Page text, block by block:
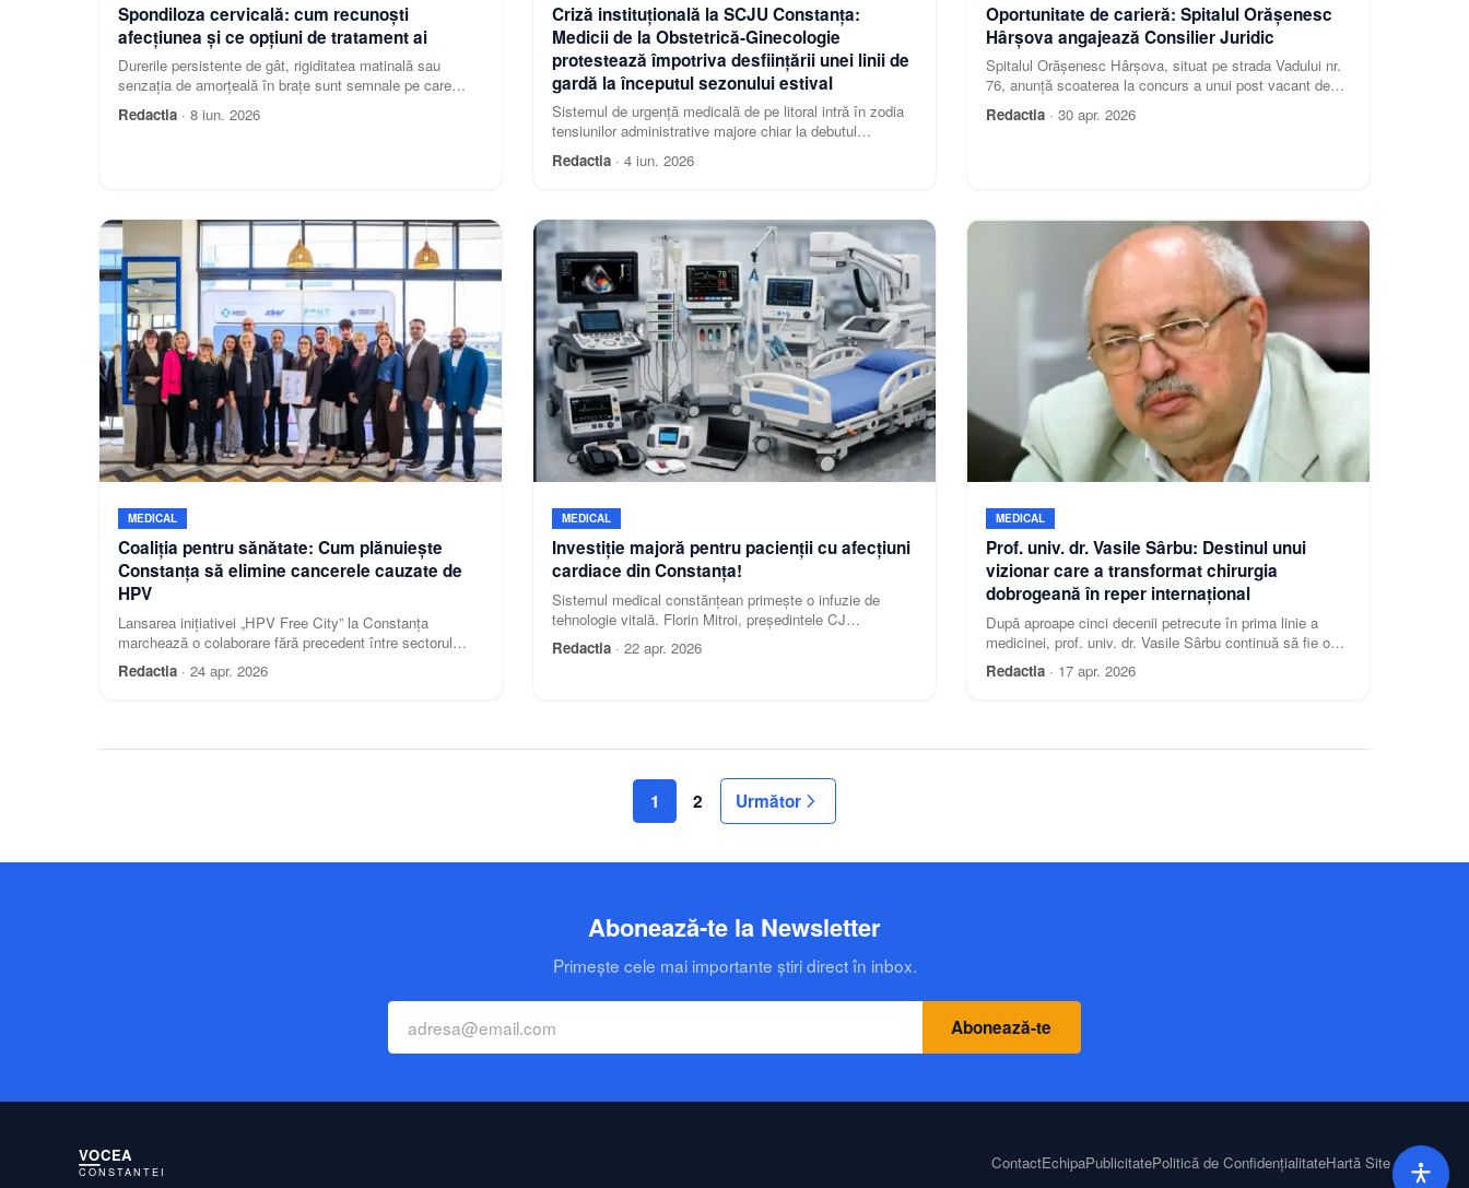
Spondiloza cervicală: cum recunoști
afecțiunea și ce opțiuni de tratament ai
Durerile persistente de gât, rigiditatea matinală sau
senzația de amorțeală în brațe sunt semnale pe care
mulți le pun pe seama oboselii sau a unei poziții inco
Redactia ·8 iun. 2026
Criză instituțională la SCJU Constanța:
Medicii de la Obstetrică-Ginecologie
protestează împotriva desființării unei linii de
gardă la începutul sezonului estival
Sistemul de urgență medicală de pe litoral intră în zodia
tensiunilor administrative majore chiar la debutul
sezonului turistic din iunie 2026
Redactia ·4 iun. 2026
Oportunitate de carieră: Spitalul Orășenesc
Hârșova angajează Consilier Juridic
Spitalul Orășenesc Hârșova, situat pe strada Vadului nr.
76, anunță scoaterea la concurs a unui post vacant de
execuție pentru funcția de Consilier Juridic (studii
superioare). Postul este cu normă întreagă și pe perioadă
Redactia ·30 apr. 2026
MEDICAL
Coaliția pentru sănătate: Cum plănuiește
Constanța să elimine cancerele cauzate de
HPV
Lansarea inițiativei „HPV Free City” la Constanța
marchează o colaborare fără precedent între sectorul
administrativ și cel medical
Redactia ·24 apr. 2026
MEDICAL
Investiție majoră pentru pacienții cu afecțiuni
cardiace din Constanța!
Sistemul medical constănțean primește o infuzie de
tehnologie vitală. Florin Mitroi, președintele CJ
Constanța, a semnat contractul de finanțare pentru
dotarea completă a Unității de Terapie pentru Pacienți
Redactia ·22 apr. 2026
MEDICAL
Prof. univ. dr. Vasile Sârbu: Destinul unui
vizionar care a transformat chirurgia
dobrogeană în reper internațional
După aproape cinci decenii petrecute în prima linie a
medicinei, prof. univ. dr. Vasile Sârbu continuă să fie o
prezență efervescentă în spațiul academic și științific.
Redactia · 17 apr. 2026
1 2 Următor
Abonează-te la Newsletter
Primește cele mai importante știri direct în inbox.
Abonează-te
ContactEchipaPublicitatePolitică de ConfidențialitateHartă Site